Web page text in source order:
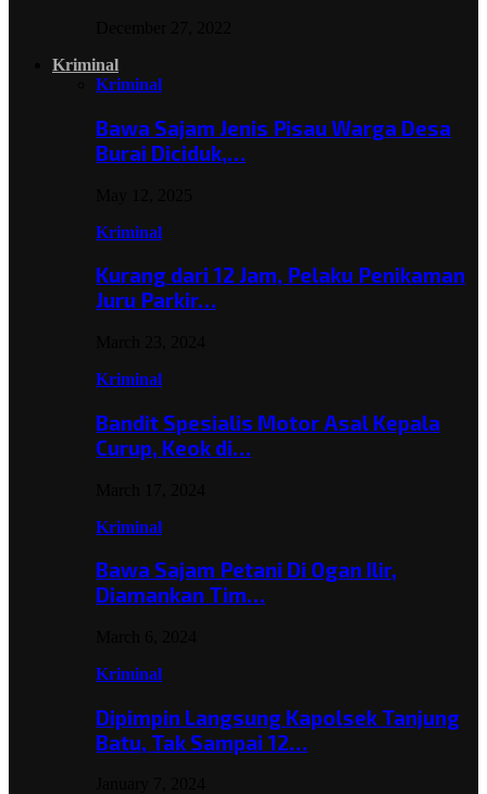
Kriminal
Kriminal
Bawa Sajam Jenis Pisau Warga Desa
Burai Diciduk,…
Kriminal
Kurang dari 12 Jam, Pelaku Penikaman
Juru Parkir…
Kriminal
Bandit Spesialis Motor Asal Kepala
Curup, Keok di…
Kriminal
Bawa Sajam Petani Di Ogan Ilir,
Diamankan Tim…
Kriminal
Dipimpin Langsung Kapolsek Tanjung
Batu, Tak Sampai 12…